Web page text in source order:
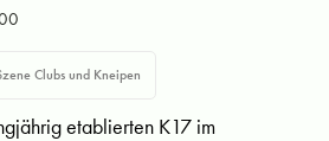
Clubs und Kneipen
etablierten K17 im